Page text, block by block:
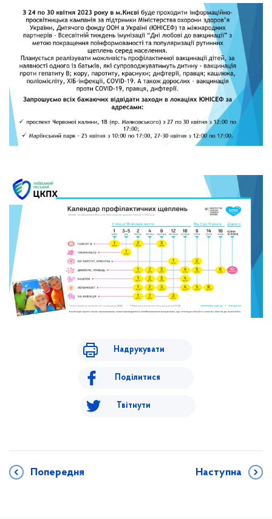
Надрукувати
Поділитися
Твітнути
Попередня Наступна